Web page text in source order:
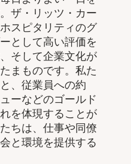
ザ・リッツ・カー
スピタリティのグ
として高い評価を
そして企業文化が
まものです。私た
、従業員への約
ーなどのゴールド
を体現することが
ちは、仕事や同僚
と環境を提供する